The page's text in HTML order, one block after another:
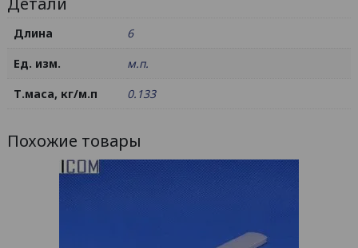
Длина
6
Ед. изм.
м.п.
Т.маса, кг/м.п
0.133
Похожие товары